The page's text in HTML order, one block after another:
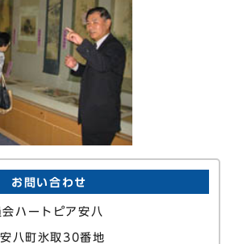
お問い合わせ
ハートピア安八
八町氷取30番地